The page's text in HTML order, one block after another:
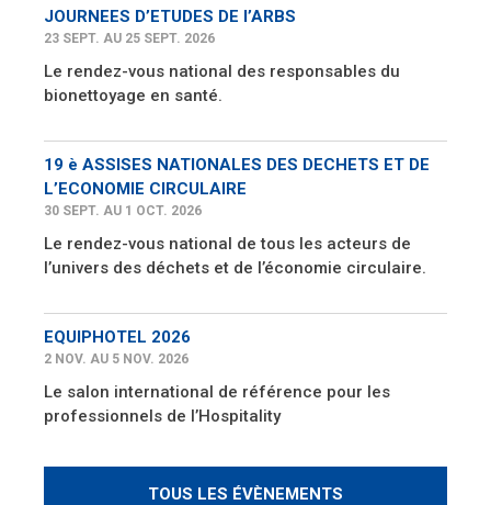
JOURNEES D’ETUDES DE l’ARBS
23 SEPT. AU 25 SEPT. 2026
Le rendez-vous national des responsables du
bionettoyage en santé.
19 è ASSISES NATIONALES DES DECHETS ET DE
L’ECONOMIE CIRCULAIRE
30 SEPT. AU 1 OCT. 2026
Le rendez-vous national de tous les acteurs de
l’univers des déchets et de l’économie circulaire.
EQUIPHOTEL 2026
2 NOV. AU 5 NOV. 2026
Le salon international de référence pour les
professionnels de l’Hospitality
TOUS LES ÉVÈNEMENTS